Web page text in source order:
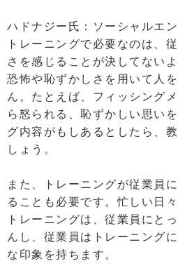
ハドナジー氏：ソーシャルエ
トレーニングで必要なのは、
さを感じることが決してない
恐怖や恥ずかしさを用いて人
ん。たとえば、フィッシング
ら怒られる、恥ずかしい思い
グ内容がもしあるとしたら、
しょう。
また、トレーニングが従業員
ることも必要です。忙しい日
トレーニングは、従業員にと
んし、従業員はトレーニング
な印象を持ちます。